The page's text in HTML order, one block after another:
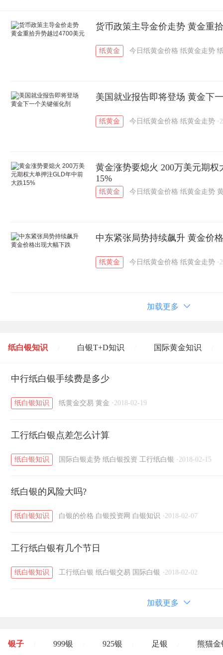
货币政策主导金价走势 黄金重
纸黄金 今日纸黄金价格 纸黄金走势
美国就业报告即将登场 黄金下
纸黄金 今日纸黄金价格 纸黄金走势 ·
黄金涨势要熄火 200万美元期
15%
纸黄金 今日纸黄金价格 纸黄金走势
中东紧张局势持续飙升 黄金价
纸黄金 今日纸黄金价格 纸黄金走势 ·
加载更多
纸白银知识 白银T+D知识 国际黄金知识
黄金T+D知识 / 粤贵银知识
中行纸白银手续费是多少
纸白银知识 纸黄金交易 黄金 · 2018-02-19
工行纸白银点差怎么计算
纸白银知识 国际白银走势 纸白银投资 工行纸白银 · 2018-02-15
纸白银的风险大吗?
纸白银知识 白银的价格 白银投资网 白银知识 · 2018-02-07
工行纸白银有几个节日
纸白银知识 工行纸白银 纸白银交易 国际白银 · 2018-02-02
加载更多
银子 999银 925银 足银 熊猫金